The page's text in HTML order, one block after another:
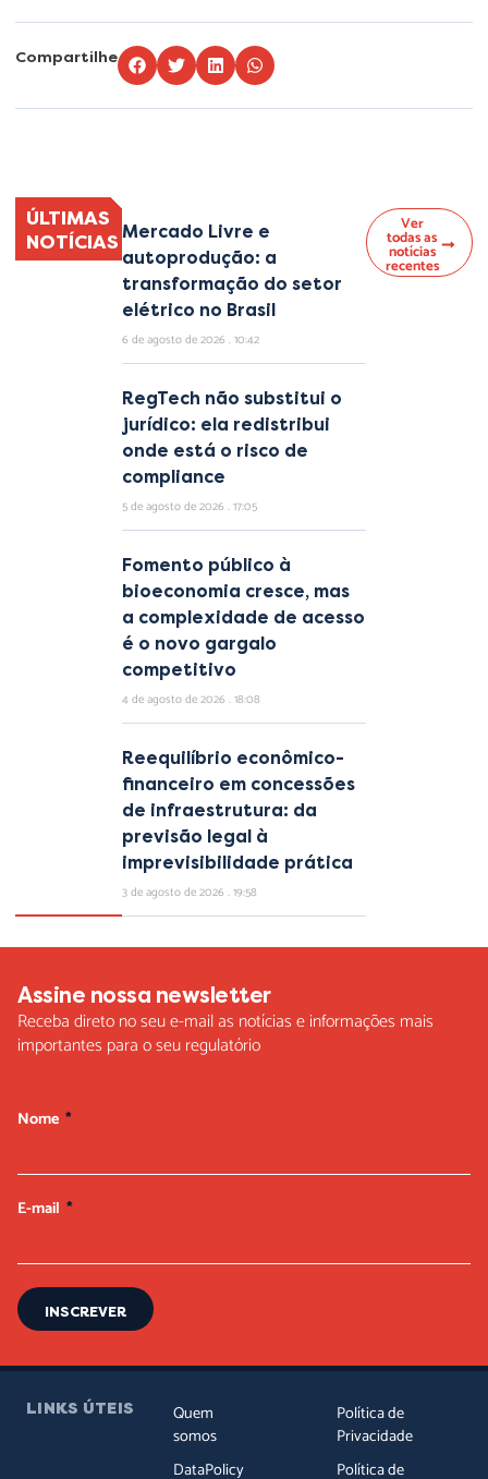
Compartilhe
ÚLTIMAS
NOTÍCIAS Mercado Livre e
autoprodução: a
transformação do setor
elétrico no Brasil
6 de agosto de 2026 10:42
RegTech não substitui o
jurídico: ela redistribui
onde está o risco de
compliance
5 de agosto de 2026 17:05
Fomento público à
bioeconomia cresce, mas
a complexidade de acesso
é o novo gargalo
competitivo
4 de agosto de 2026 18:08
Reequilíbrio econômico-
financeiro em concessões
de infraestrutura: da
previsão legal à
imprevisibilidade prática
3 de agosto de 2026 19:58
Ver
todas as
notícias
recentes
Assine nossa newsletter
Receba direto no seu e-mail as notícias e informações mais
importantes para o seu regulatório
Nome
E-mail
INSCREVER
LINKS ÚTEIS
Quem
somos
DataPolicy
Política de
Privacidade
Política de